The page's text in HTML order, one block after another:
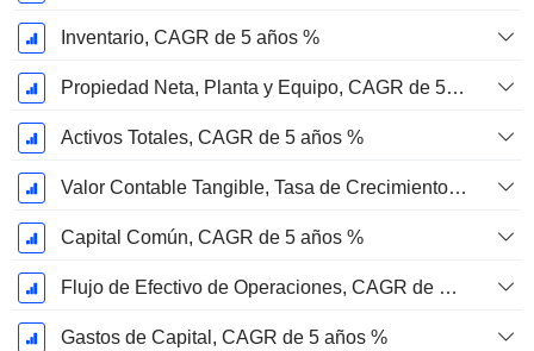
Inventario, CAGR de 5 años %
Propiedad Neta, Planta y Equipo, CAGR de 5 años %
Activos Totales, CAGR de 5 años %
Valor Contable Tangible, Tasa de Crecimiento Anual Compuesta de 5 Años %
Capital Común, CAGR de 5 años %
Flujo de Efectivo de Operaciones, CAGR de 5 Años %
Gastos de Capital, CAGR de 5 años %